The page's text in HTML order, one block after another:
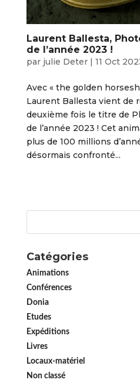
Laurent Ballesta,
de l’année 2023 !
par julie Deter| 11 Oct
Avec « the golden
Laurent Ballesta vient de
deuxième fois le titre de
de l’année 2023 ! Cet
plus de 100 millions
désormais confronté...
Catégories
Animations
Conférences
Donia
Etudes
Expéditions
Livres
Locaux-matériel
Non classé